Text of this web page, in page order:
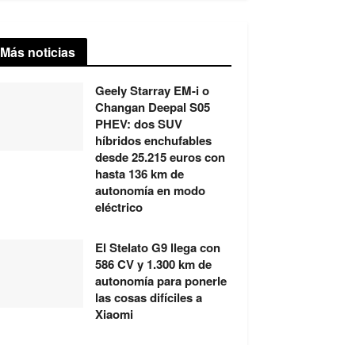
Más noticias
Geely Starray EM-i o
Changan Deepal S05
PHEV: dos SUV
híbridos enchufables
desde 25.215 euros con
hasta 136 km de
autonomía en modo
eléctrico
El Stelato G9 llega con
586 CV y 1.300 km de
autonomía para ponerle
las cosas difíciles a
Xiaomi